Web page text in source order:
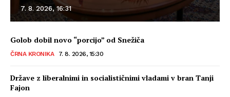
7. 8. 2026, 16:31
Golob dobil novo “porcijo” od Snežiča
ČRNA KRONIKA 7. 8. 2026, 15:30
Države z liberalnimi in socialističnimi vladami v bran Tanji
Fajon